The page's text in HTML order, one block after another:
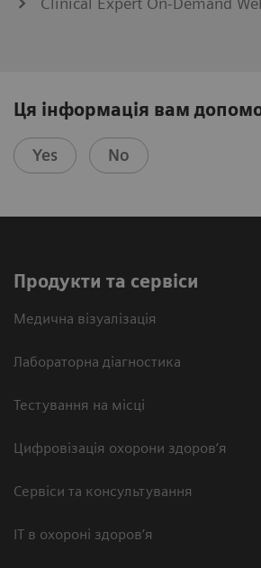
Ця інформація вам
Yes No
Продукти та сервіси
Медична візуалізація
Лабораторна діагностика
Тестування на місці
Цифровізація охорони здоров’я
Сервіси та консультування
ІТ в охороні здоров’я